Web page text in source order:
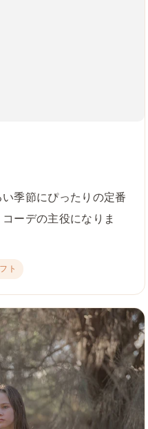
季節にぴったりの定番
ーデの主役になりま
ト